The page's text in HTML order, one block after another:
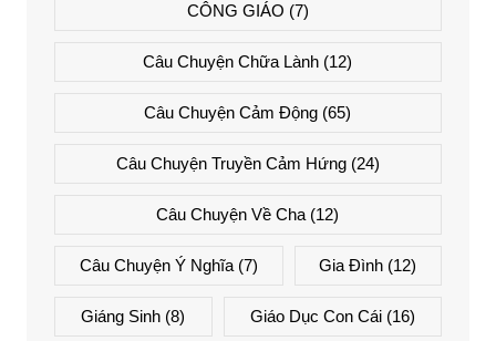
CÔNG GIÁO (7)
Câu Chuyện Chữa Lành (12)
Câu Chuyện Cảm Động (65)
Câu Chuyện Truyền Cảm Hứng(24)
Câu Chuyện Về Cha (12)
Câu Chuyện Ý Nghĩa(7) Gia Đình (12)
Giáng Sinh (8) Giáo Dục Con Cái(16)